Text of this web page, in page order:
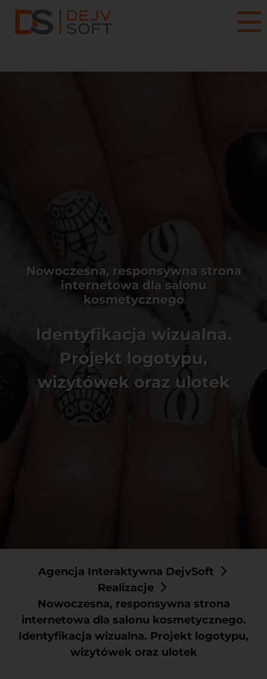
Nowoczesna, responsywna strona
internetowa dla salonu
kosmetycznego
Identyfikacja wizualna.
Projekt logotypu,
wizytówek oraz ulotek
Agencja Interaktywna DejvSoft
Realizacje
Nowoczesna, responsywna strona
internetowa dla salonu kosmetycznego.
Identyfikacja wizualna. Projekt logotypu,
wizytówek oraz ulotek